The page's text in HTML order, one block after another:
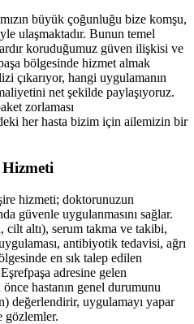
büyük çoğunluğu bize komşu,
ulaşmaktadır. Bunun temel
koruduğumuz güven ilişkisi ve
bölgesinde hizmet almak
çıkarıyor, hangi uygulamanın
net şekilde paylaşıyoruz.
zorlaması
her hasta bizim için ailemizin bir
hizmeti; doktorunuzun
güvenle uygulanmasını sağlar.
altı), serum takma ve takibi,
antibiyotik tedavisi, ağrı
en sık talep edilen
Eşrefpaşa adresine gelen
hastanın genel durumunu
değerlendirir, uygulamayı yapar
gözlemler.